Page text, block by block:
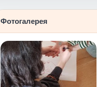
Фотогалерея